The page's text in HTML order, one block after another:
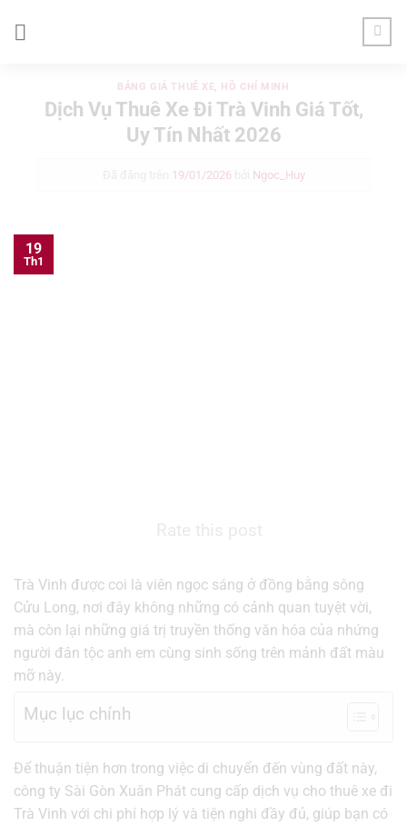
BẢNG GIÁ THUÊ XE, HỒ CHÍ MINH
Dịch Vụ Thuê Xe Đi Trà Vinh Giá Tốt,
Uy Tín Nhất 2026
19/01/2026 Ngoc_Huy
19
Th1
Trà Vinh được coi là viên ngọc sáng ở đồng bằng sông
Cửu Long, nơi đây không những có cảnh quan tuyệt vời,
mà còn lại những giá trị truyền thống văn hóa của nhứng
người đân tộc anh em cùng sinh sống trên mảnh đất màu
mỡ này.
Mục lục chính
Để thuận tiện hơn trong việc di chuyển đến vùng đất này,
công ty Sài Gòn Xuân Phát cung cấp dịch vụ cho thuê xe đi
Trà Vinh với chi phí hợp lý và tiện nghi đầy đủ, giúp bạn có